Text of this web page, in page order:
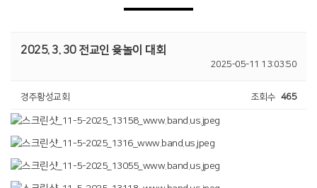
2025. 3. 30 전교인 윷놀이 대회
2025-05-11 13:03:50
경주황성교회 조회수 465